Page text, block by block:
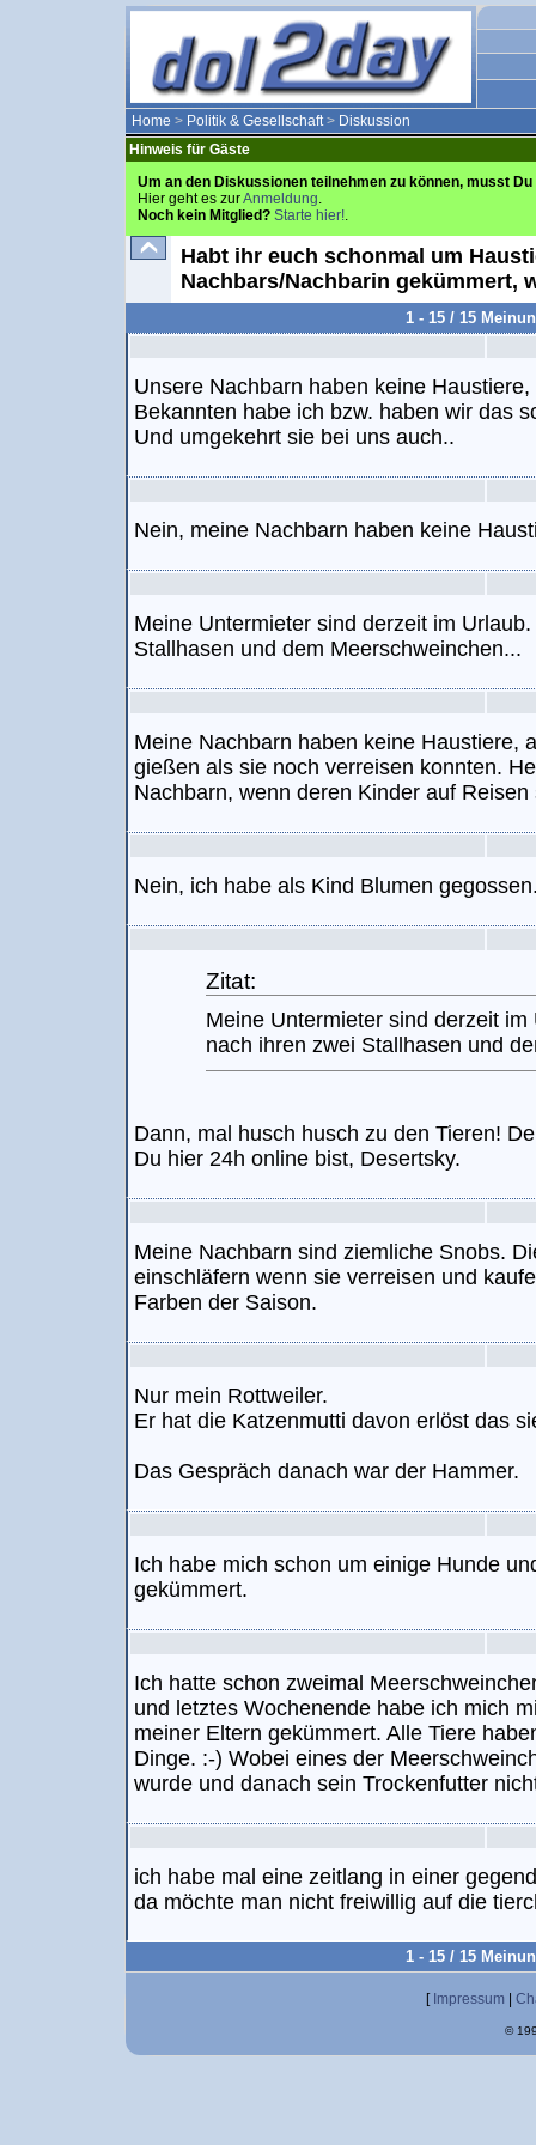
Home > Politik & Gesellschaft> Diskussion
Hinweis für Gäste
Um an den Diskussionen teilnehmen zu können, musst
Hier geht es zurAnmeldung.
Noch kein Mitglied? Starte hier!.
Habt ihr euch schonmal um
Nachbars/Nachbarin gekümmert,
1 - 15 / 15
Unsere Nachbarn haben keine
Bekannten habe ich bzw. haben wir das
Und umgekehrt sie bei uns auch..
Nein, meine Nachbarn haben keine
Meine Untermieter sind derzeit im
Stallhasen und dem Meerschweinchen...
Meine Nachbarn haben keine Haustiere,
gießen als sie noch verreisen konnten.
Nachbarn, wenn deren Kinder auf Reisen
Nein, ich habe als Kind Blumen
Zitat:
Meine Untermieter sind derzeit
nach ihren zwei Stallhasen und
Dann, mal husch husch zu den Tieren!
Du hier 24h online bist, Desertsky.
Meine Nachbarn sind ziemliche Snobs.
einschläfern wenn sie verreisen und
Farben der Saison.
Nur mein Rottweiler.
Er hat die Katzenmutti davon erlöst das
Das Gespräch danach war der Hammer.
Ich habe mich schon um einige Hunde
gekümmert.
Ich hatte schon zweimal
und letztes Wochenende habe ich mich
meiner Eltern gekümmert. Alle Tiere
Dinge. :-) Wobei eines der
wurde und danach sein Trockenfutter
ich habe mal eine zeitlang in einer
da möchte man nicht freiwillig auf die
1 - 15 / 15
[ Impressum
©